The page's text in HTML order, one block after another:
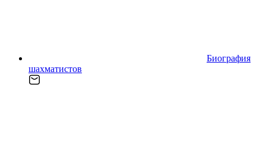
Биография
шахматистов